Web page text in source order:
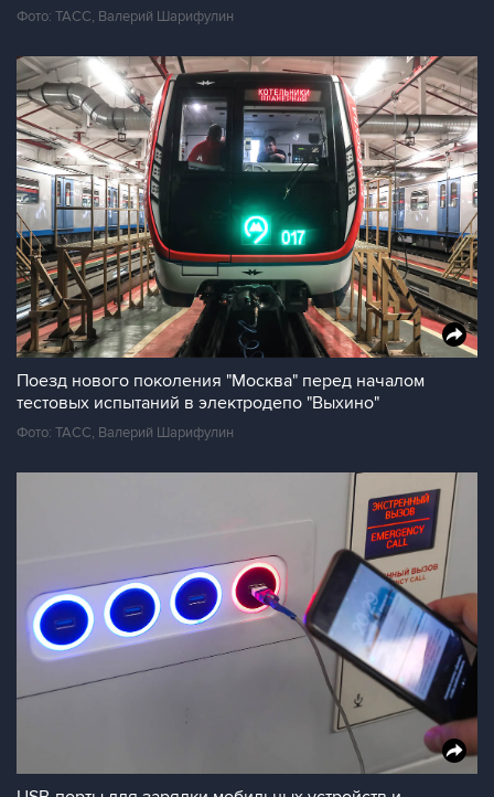
Фото: ТАСС, Валерий Шарифулин
Поезд нового поколения "Москва" перед началом
тестовых испытаний в электродепо "Выхино"
Фото: ТАСС, Валерий Шарифулин